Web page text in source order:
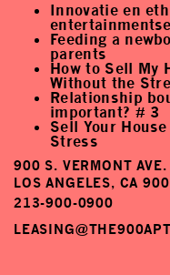
Innovatie en
Feeding a
parents
How to Sell My
Without the
Relationship
important? # 3
Sell Your
Stress
900 S. VERMONT AVE.
LOS ANGELES, CA
213-900-0900